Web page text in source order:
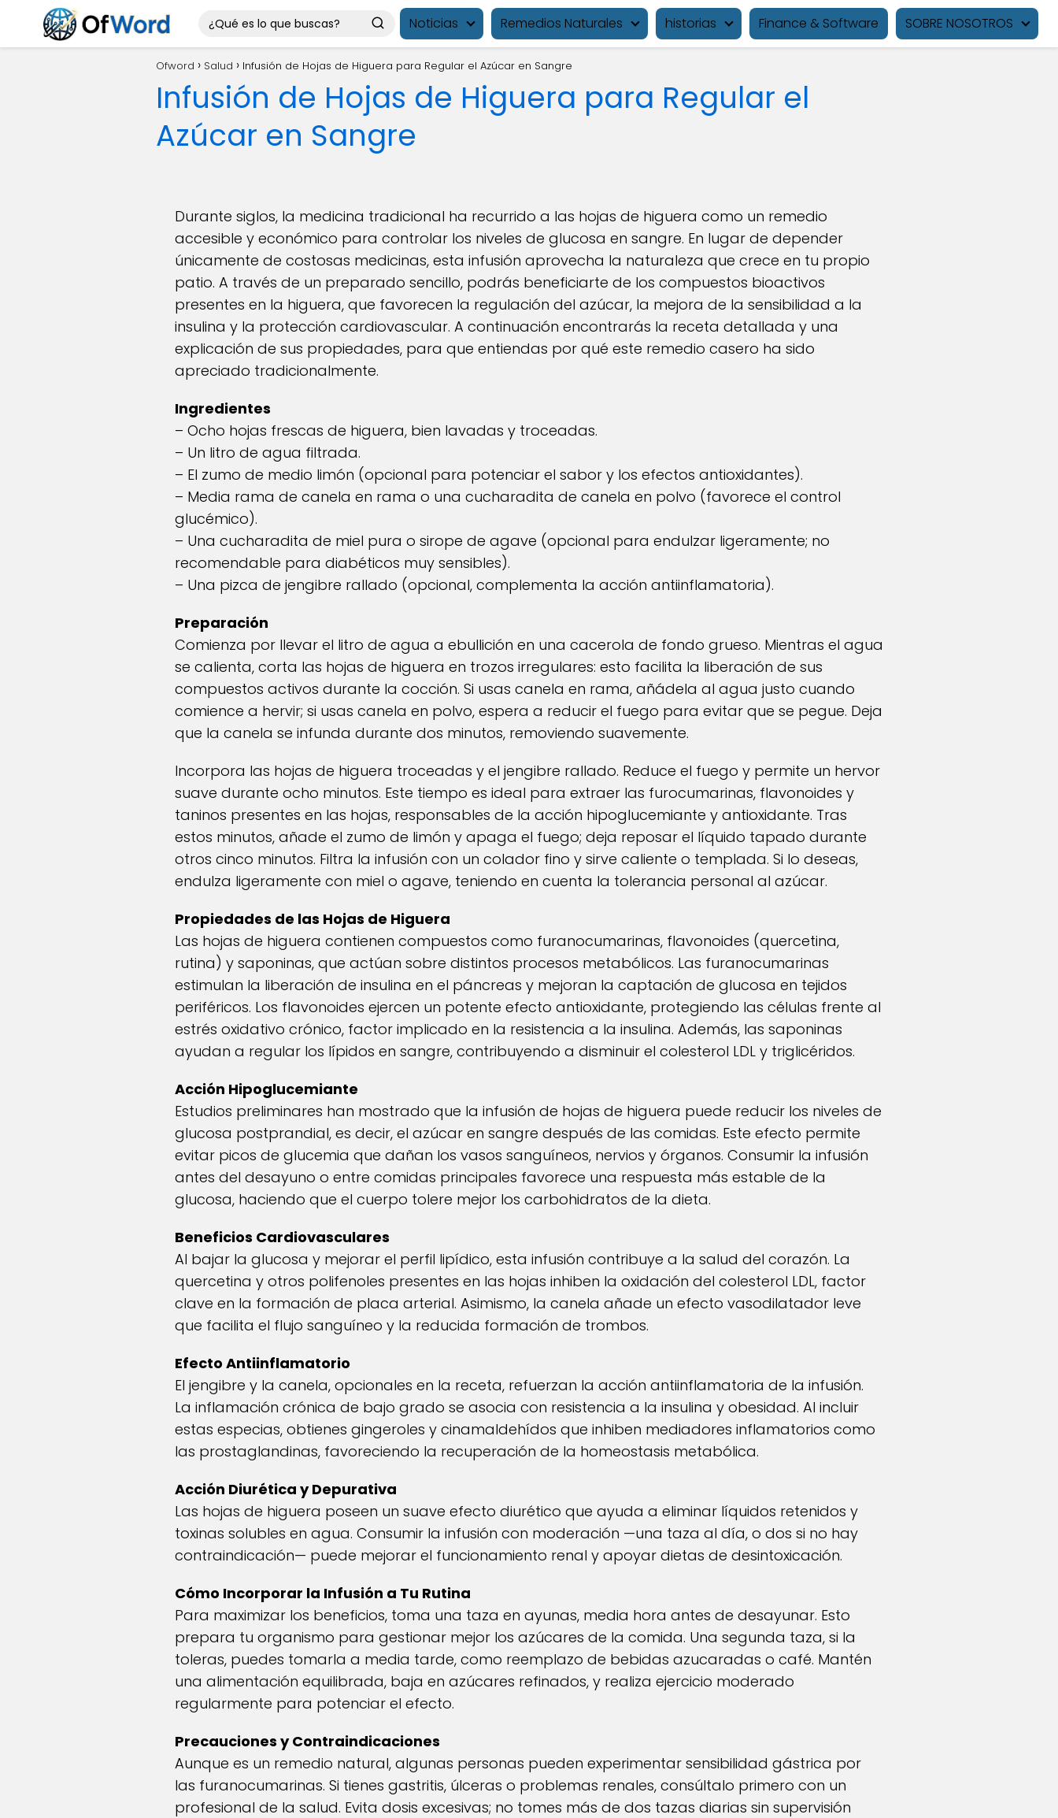
Noticias Remedios Naturales historias Finance & Software SOBRE NOSOTROS
Ofword Salud Infusión de Hojas de Higuera para Regular el Azúcar en Sangre
Infusión de Hojas de Higuera para Regular el
Azúcar en Sangre
Durante siglos, la medicina tradicional ha recurrido a las hojas de higuera como un remedio
accesible y económico para controlar los niveles de glucosa en sangre. En lugar de depender
únicamente de costosas medicinas, esta infusión aprovecha la naturaleza que crece en tu propio
patio. A través de un preparado sencillo, podrás beneficiarte de los compuestos bioactivos
presentes en la higuera, que favorecen la regulación del azúcar, la mejora de la sensibilidad a la
insulina y la protección cardiovascular. A continuación encontrarás la receta detallada y una
explicación de sus propiedades, para que entiendas por qué este remedio casero ha sido
apreciado tradicionalmente.
Ingredientes
– Ocho hojas frescas de higuera, bien lavadas y troceadas.
– Un litro de agua filtrada.
– El zumo de medio limón (opcional para potenciar el sabor y los efectos antioxidantes).
– Media rama de canela en rama o una cucharadita de canela en polvo (favorece el control
glucémico).
– Una cucharadita de miel pura o sirope de agave (opcional para endulzar ligeramente; no
recomendable para diabéticos muy sensibles).
– Una pizca de jengibre rallado (opcional, complementa la acción antiinflamatoria).
Preparación
Comienza por llevar el litro de agua a ebullición en una cacerola de fondo grueso. Mientras el agua
se calienta, corta las hojas de higuera en trozos irregulares: esto facilita la liberación de sus
compuestos activos durante la cocción. Si usas canela en rama, añádela al agua justo cuando
comience a hervir; si usas canela en polvo, espera a reducir el fuego para evitar que se pegue. Deja
que la canela se infunda durante dos minutos, removiendo suavemente.
Incorpora las hojas de higuera troceadas y el jengibre rallado. Reduce el fuego y permite un hervor
suave durante ocho minutos. Este tiempo es ideal para extraer las furocumarinas, flavonoides y
taninos presentes en las hojas, responsables de la acción hipoglucemiante y antioxidante. Tras
estos minutos, añade el zumo de limón y apaga el fuego; deja reposar el líquido tapado durante
otros cinco minutos. Filtra la infusión con un colador fino y sirve caliente o templada. Si lo deseas,
endulza ligeramente con miel o agave, teniendo en cuenta la tolerancia personal al azúcar.
Propiedades de las Hojas de Higuera
Las hojas de higuera contienen compuestos como furanocumarinas, flavonoides (quercetina,
rutina) y saponinas, que actúan sobre distintos procesos metabólicos. Las furanocumarinas
estimulan la liberación de insulina en el páncreas y mejoran la captación de glucosa en tejidos
periféricos. Los flavonoides ejercen un potente efecto antioxidante, protegiendo las células frente al
estrés oxidativo crónico, factor implicado en la resistencia a la insulina. Además, las saponinas
ayudan a regular los lípidos en sangre, contribuyendo a disminuir el colesterol LDL y triglicéridos.
Acción Hipoglucemiante
Estudios preliminares han mostrado que la infusión de hojas de higuera puede reducir los niveles de
glucosa postprandial, es decir, el azúcar en sangre después de las comidas. Este efecto permite
evitar picos de glucemia que dañan los vasos sanguíneos, nervios y órganos. Consumir la infusión
antes del desayuno o entre comidas principales favorece una respuesta más estable de la
glucosa, haciendo que el cuerpo tolere mejor los carbohidratos de la dieta.
Beneficios Cardiovasculares
Al bajar la glucosa y mejorar el perfil lipídico, esta infusión contribuye a la salud del corazón. La
quercetina y otros polifenoles presentes en las hojas inhiben la oxidación del colesterol LDL, factor
clave en la formación de placa arterial. Asimismo, la canela añade un efecto vasodilatador leve
que facilita el flujo sanguíneo y la reducida formación de trombos.
Efecto Antiinflamatorio
El jengibre y la canela, opcionales en la receta, refuerzan la acción antiinflamatoria de la infusión.
La inflamación crónica de bajo grado se asocia con resistencia a la insulina y obesidad. Al incluir
estas especias, obtienes gingeroles y cinamaldehídos que inhiben mediadores inflamatorios como
las prostaglandinas, favoreciendo la recuperación de la homeostasis metabólica.
Acción Diurética y Depurativa
Las hojas de higuera poseen un suave efecto diurético que ayuda a eliminar líquidos retenidos y
toxinas solubles en agua. Consumir la infusión con moderación —una taza al día, o dos si no hay
contraindicación— puede mejorar el funcionamiento renal y apoyar dietas de desintoxicación.
Cómo Incorporar la Infusión a Tu Rutina
Para maximizar los beneficios, toma una taza en ayunas, media hora antes de desayunar. Esto
prepara tu organismo para gestionar mejor los azúcares de la comida. Una segunda taza, si la
toleras, puedes tomarla a media tarde, como reemplazo de bebidas azucaradas o café. Mantén
una alimentación equilibrada, baja en azúcares refinados, y realiza ejercicio moderado
regularmente para potenciar el efecto.
Precauciones y Contraindicaciones
Aunque es un remedio natural, algunas personas pueden experimentar sensibilidad gástrica por
las furanocumarinas. Si tienes gastritis, úlceras o problemas renales, consúltalo primero con un
profesional de la salud. Evita dosis excesivas; no tomes más de dos tazas diarias sin supervisión